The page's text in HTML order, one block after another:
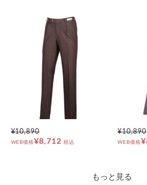
¥10,890
WEB価格¥8,712 税込
¥10,890
WEB価格
もっと見る